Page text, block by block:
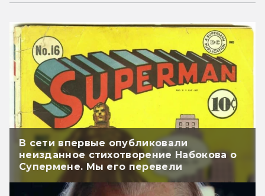
В сети впервые опубликовали
неизданное стихотворение Набокова о
Супермене. Мы его перевели